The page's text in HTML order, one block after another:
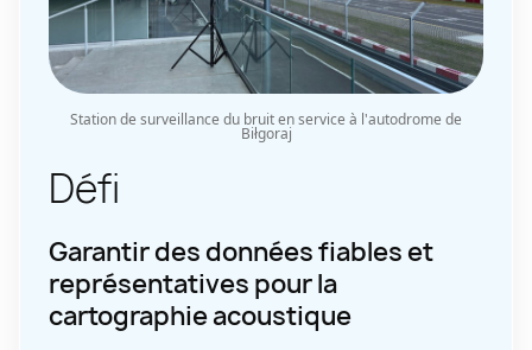
Défi
Garantir des données fiables et
représentatives pour la
cartographie acoustique
Station de surveillance du bruit en service à l'autodrome de
Biłgoraj